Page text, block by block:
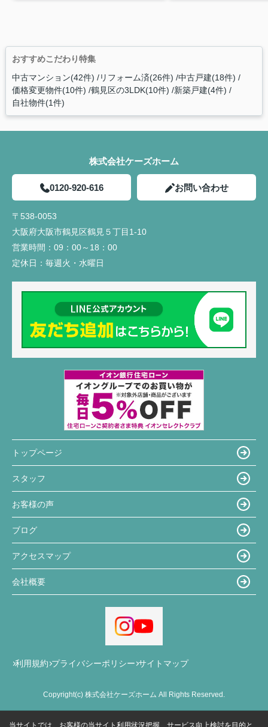
おすすめこだわり特集
中古マンション(42件) リフォーム済(26件) 中古戸建(18件)
価格変更物件(10件) 鶴見区の3LDK(10件) 新築戸建(4件)
自社物件(1件)
株式会社ケーズホーム
0120-920-616 お問い合わせ
〒538-0053
大阪府大阪市鶴見区鶴見５丁目1-10
営業時間： 09：00～18：00
定休日： 毎週火・水曜日
トップページ
スタッフ
お客様の声
ブログ
アクセスマップ
会社概要
利用規約 プライバシーポリシー サイトマップ
Copyright(c) 株式会社ケーズホーム All Rights Reserved.
当サイトでは、お客様の当サイト利用状況把握、サービス向上検討を目的と